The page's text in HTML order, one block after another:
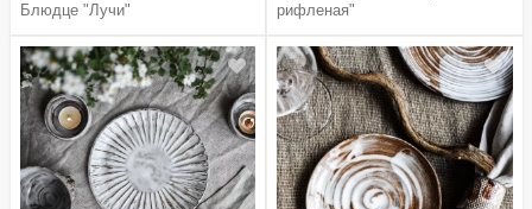
Блюдце "Лучи"
рифленая"